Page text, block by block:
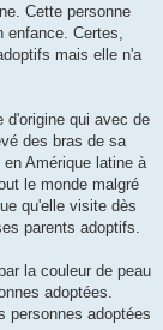
Cette personne
Certes,
mais elle n'a
d'origine qui avec de
des bras de sa
Amérique latine à
le monde malgré
qu'elle visite dès
parents adoptifs.
la couleur de peau
adoptées.
personnes adoptées